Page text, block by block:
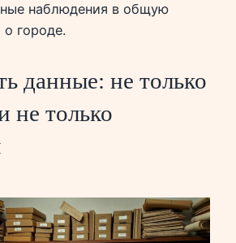
наблюдения в общую
о городе.
данные: не только
не только